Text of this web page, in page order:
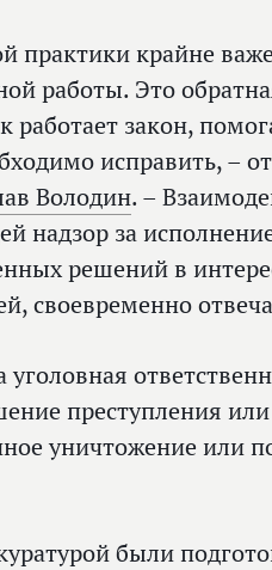
практики крайне
работы. Это
работает закон,
исправить, –
Володин. –
надзор за
решений в
своевременно
преступления
уничтожение или
были